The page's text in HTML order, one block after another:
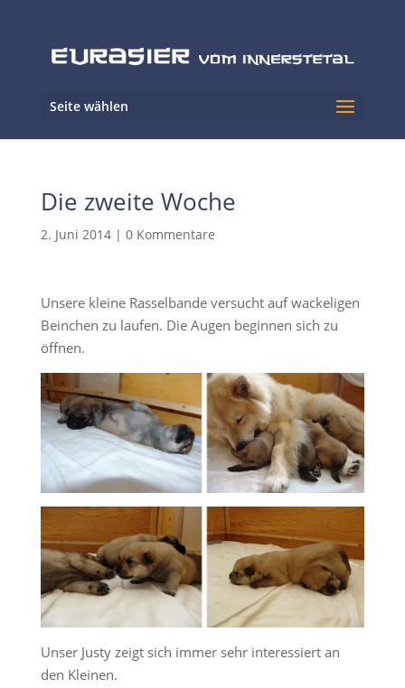
Seite wählen
Die zweite Woche
2. Juni 2014| 0 Kommentare
Unsere kleine Rasselbande versucht auf wackeligen
Beinchen zu laufen. Die Augen beginnen sich zu
öffnen.
Unser Justy zeigt sich immer sehr interessiert an
den Kleinen.